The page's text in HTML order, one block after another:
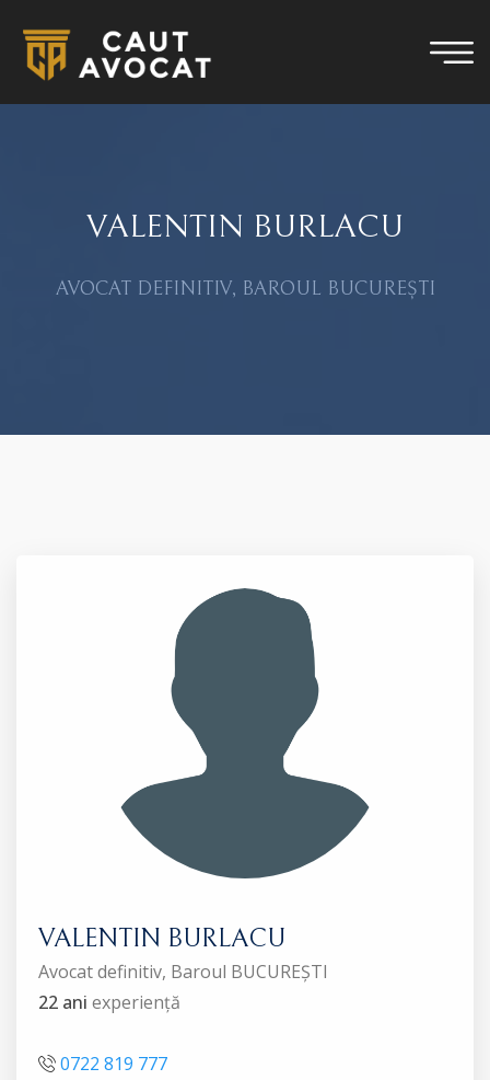
VALENTIN BURLACU
AVOCAT DEFINITIV, BAROUL BUCUREȘTI
VALENTIN BURLACU
Avocat definitiv, Baroul BUCUREȘTI
22 ani experiență
0722 819 777